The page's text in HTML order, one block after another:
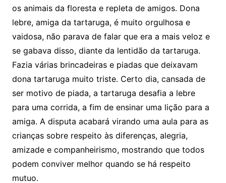
os animais da floresta e repleta de amigos. Dona
lebre, amiga da tartaruga, é muito orgulhosa e
vaidosa, não parava de falar que era a mais veloz e
se gabava disso, diante da lentidão da tartaruga.
Fazia várias brincadeiras e piadas que deixavam
dona tartaruga muito triste. Certo dia, cansada de
ser motivo de piada, a tartaruga desafia a lebre
para uma corrida, a fim de ensinar uma lição para a
amiga. A disputa acabará virando uma aula para as
crianças sobre respeito às diferenças, alegria,
amizade e companheirismo, mostrando que todos
podem conviver melhor quando se há respeito
mutuo.